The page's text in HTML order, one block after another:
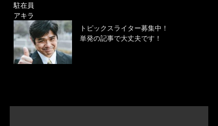
駐在員
アキラ
トピックスライター募集中！
単発の記事で大丈夫です！